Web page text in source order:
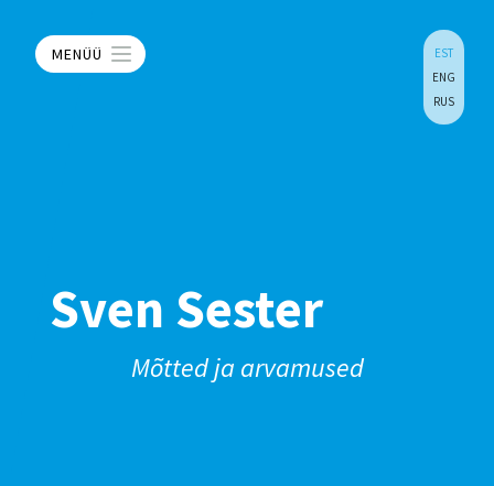
MENÜÜ
EST
ENG
RUS
Sven Sester
Mõtted ja arvamused